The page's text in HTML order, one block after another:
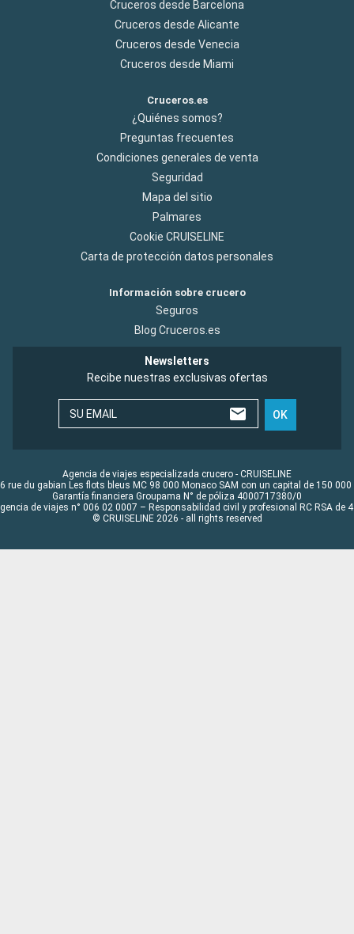
Cruceros desde Barcelona
Cruceros desde Alicante
Cruceros desde Venecia
Cruceros desde Miami
Cruceros.es
¿Quiénes somos?
Preguntas frecuentes
Condiciones generales de venta
Seguridad
Mapa del sitio
Palmares
Cookie CRUISELINE
Carta de protección datos personales
Información sobre crucero
Seguros
Blog Cruceros.es
Newsletters
Recibe nuestras exclusivas ofertas
SU EMAIL OK
Agencia de viajes especializada crucero - CRUISELINE
rue du gabian Les flots bleus MC 98 000 Monaco SAM con un capital de 150 000
Garantía financiera Groupama N° de póliza 4000717380/0
de viajes n° 006 02 0007 – Responsabilidad civil y profesional RC RSA de
© CRUISELINE 2026 - all rights reserved